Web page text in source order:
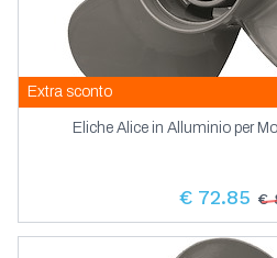
Extra sconto
Eliche Alice in Alluminio per
€ 72.85 €